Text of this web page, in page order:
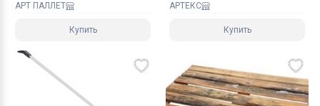
АРТ ПАЛЛЕТ
Купить
АРТЕКС
Купить